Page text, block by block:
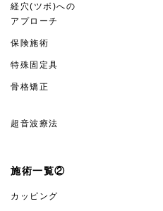
経穴(ツボ)への
アプローチ
保険施術
特殊固定具
骨格矯正
超音波療法
施術一覧②
カッピング